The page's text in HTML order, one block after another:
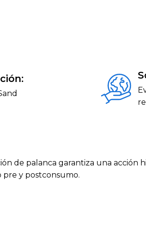
de palanca garantiza una acción
pre y postconsumo.